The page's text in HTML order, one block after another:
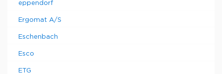
eppendorf
Ergomat A/S
Eschenbach
Esco
ETG